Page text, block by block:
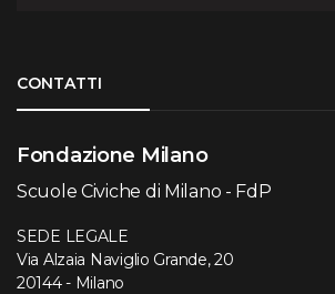
CONTATTI
Fondazione Milano
Scuole Civiche di Milano - FdP
SEDE LEGALE
Via Alzaia Naviglio Grande, 20
20144 - Milano